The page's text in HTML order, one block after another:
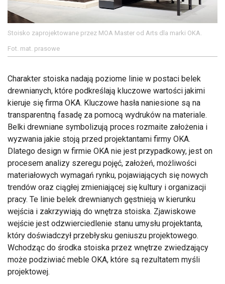
Stoisko zaprojektowane przez MOA Master od Arts dla marki OKA.
Fot. mat. prasowe
Charakter stoiska nadają poziome linie w postaci belek
drewnianych, które podkreślają kluczowe wartości jakimi
kieruje się firma OKA. Kluczowe hasła naniesione są na
transparentną fasadę za pomocą wydruków na materiale.
Belki drewniane symbolizują proces rozmaite założenia i
wyzwania jakie stoją przed projektantami firmy OKA.
Dlatego design w firmie OKA nie jest przypadkowy, jest on
procesem analizy szeregu pojęć, założeń, możliwości
materiałowych wymagań rynku, pojawiających się nowych
trendów oraz ciągłej zmieniającej się kultury i organizacji
pracy. Te linie belek drewnianych gęstnieją w kierunku
wejścia i zakrzywiają do wnętrza stoiska. Zjawiskowe
wejście jest odzwierciedlenie stanu umysłu projektanta,
który doświadczył przebłysku geniuszu projektowego.
Wchodząc do środka stoiska przez wnętrze zwiedzający
może podziwiać meble OKA, które są rezultatem myśli
projektowej.